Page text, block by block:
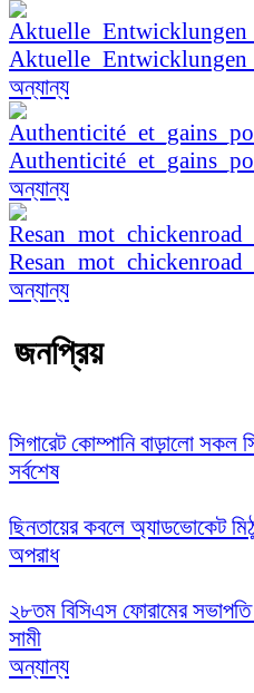
অন্যান্য
অন্যান্য
অন্যান্য
জনপ্রিয়
সিগারেট কোম্পানি বাড়ালো সকল
সর্বশেষ
ছিনতায়ের কবলে অ্যাডভোকেট
অপরাধ
২৮তম বিসিএস ফোরামের
সামী
অন্যান্য